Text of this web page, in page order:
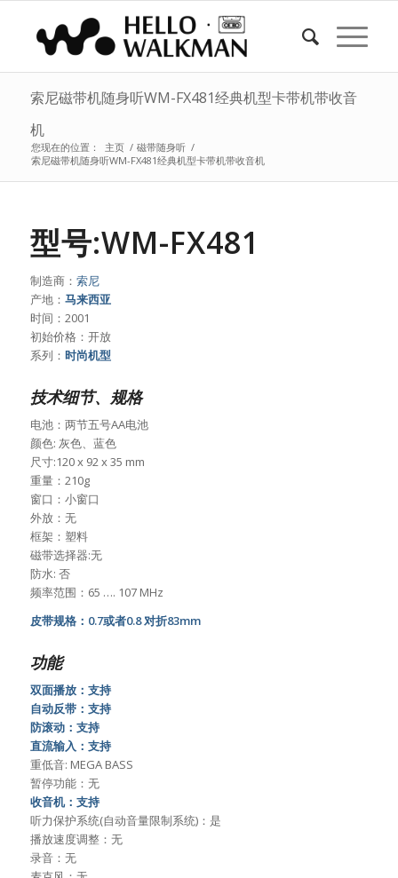
索尼磁带机随身听WM-FX481经典机型卡带机带收音
机
您现在的位置： 主页 / 磁带随身听 /
索尼磁带机随身听WM-FX481经典机型卡带机带收音机
型号:WM-FX481
制造商： 索尼
产地： 马来西亚
时间：2001
初始价格：开放
系列： 时尚机型
技术细节、规格
电池：两节五号AA电池
颜色: 灰色、蓝色
尺寸:120 x 92 x 35 mm
重量：210g
窗口：小窗口
外放：无
框架：塑料
磁带选择器:无
防水: 否
频率范围：65 …. 107 MHz
皮带规格：0.7或者0.8 对折83mm
功能
双面播放：支持
自动反带：支持
防滚动：支持
直流输入：支持
重低音: MEGA BASS
暂停功能：无
收音机：支持
听力保护系统(自动音量限制系统)：是
播放速度调整：无
录音：无